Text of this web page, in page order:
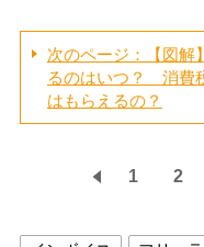
次のページ：【図解
るのはいつ？ 消費
はもらえるの？
1 2